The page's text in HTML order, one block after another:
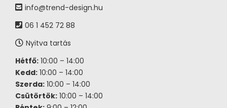
info@trend-design.hu
06 1 452 72 88
Nyitva tartás
Hétfő: 10:00 – 14:00
Kedd: 10:00 – 14:00
Szerda: 10:00 – 14:00
Csütörtök: 10:00 – 14:00